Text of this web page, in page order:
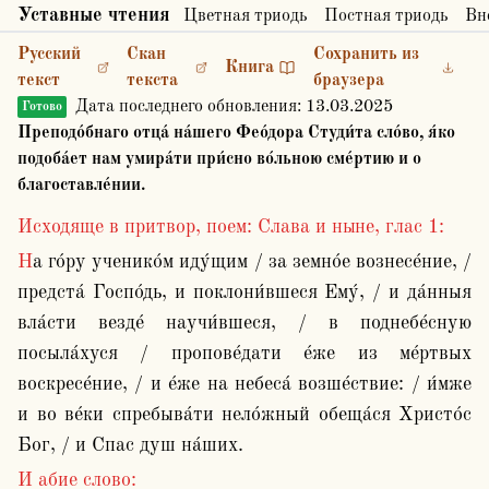
Уставные чтения Цветная триодь Постная триодь
Русский
текст
Скан
текста
Книга
Сохранить из
браузера
Готово Дата последнего обновления: 13.03.2025
Преподо́бнаго отца́ на́шего Фео́дора Студи́та сло́во, я́ко
подоба́ет нам умира́ти при́сно во́льною сме́ртию и о
благоставле́нии.
Исходяще в притвор, поем: Слава и ныне, глас 1:
На го́ру ученико́м иду́щим / за земно́е вознесе́ние, /
предста́ Госпо́дь, и поклони́вшеся Ему́, / и да́нныя
вла́сти везде́ научи́вшеся, / в поднебе́сную
посыла́хуся / пропове́дати е́же из ме́ртвых
воскресе́ние, / и е́же на небеса́ возше́ствие: / и́мже
и во ве́ки спребыва́ти нело́жный обеща́ся Христо́с
Бог, / и Спас душ на́ших.
И абие слово: